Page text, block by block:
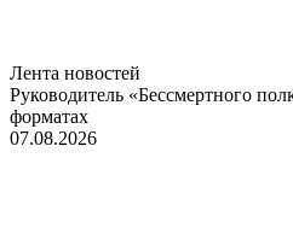
Лента новостей
Руководитель «Бессмертного
форматах
07.08.2026